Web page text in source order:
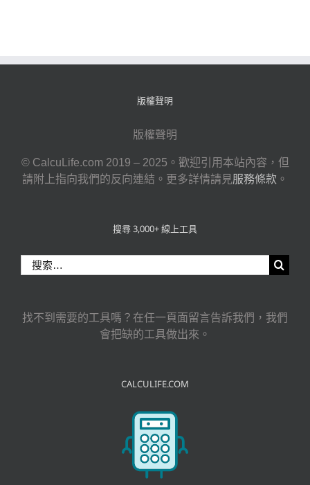
版權聲明
版權聲明
© CalcuLife.com 2019 – 2025。歡迎引用本站內容，但
請附上指向我們的反向連結。更多詳情請見服務條款 。
搜尋 3,000+ 線上工具
索
果：
找不到需要的工具嗎？在任一頁面留言告訴我們，我們
會把缺的工具做出來。
CALCULIFE.COM